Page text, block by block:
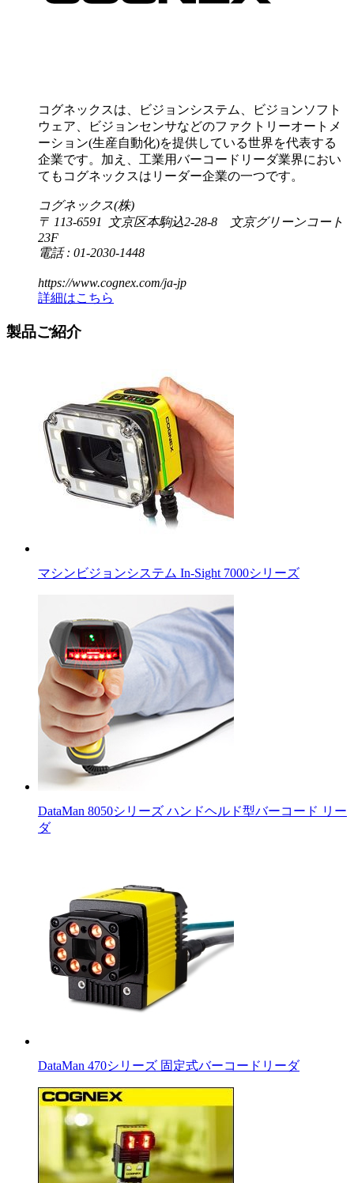
コグネックスは、ビジョンシステム、ビジョンソフト
ウェア、ビジョンセンサなどのファクトリーオートメ
ーション(生産自動化)を提供している世界を代表する
企業です。加え、工業用バーコードリーダ業界におい
てもコグネックスはリーダー企業の一つです。
コグネックス(株)
〒 113-6591 文京区本駒込2-28-8 文京グリーンコート
23F
電話 : 01-2030-1448
https://www.cognex.com/ja-jp
詳細はこちら
製品ご紹介
マシンビジョンシステム In-Sight 7000シリーズ
DataMan 8050シリーズ ハンドヘルド型バーコード リー
ダ
DataMan 470シリーズ 固定式バーコードリーダ